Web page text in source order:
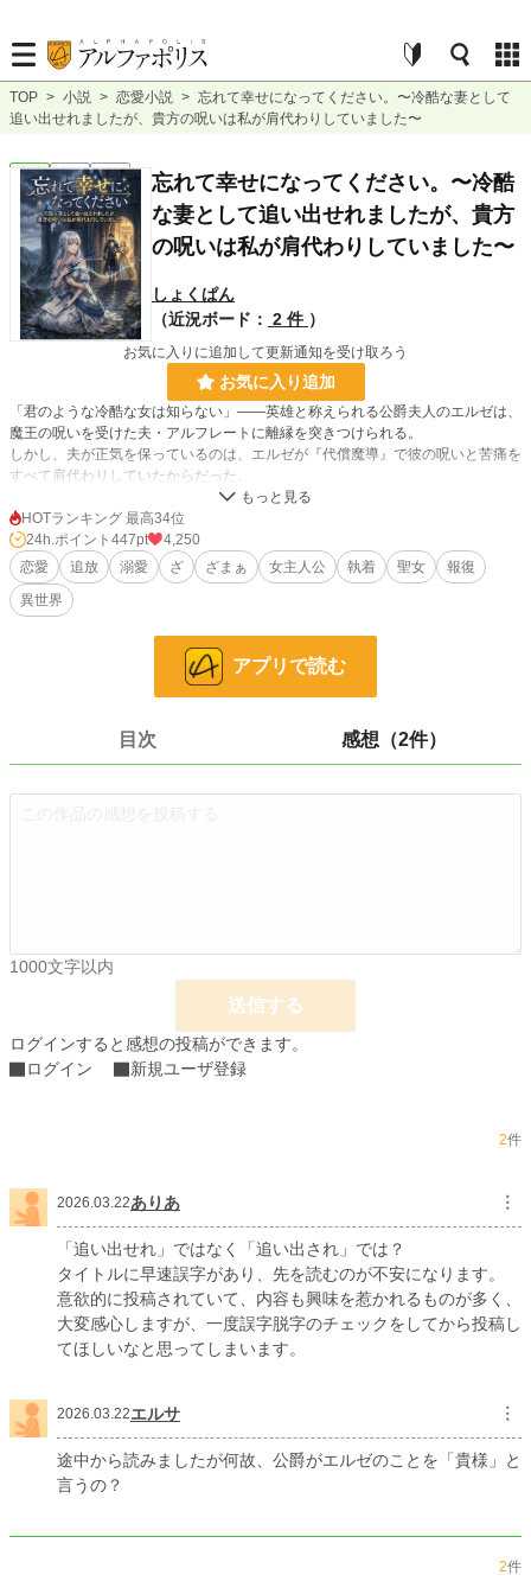
TOP > 小説 > 恋愛小説 > 忘れて幸せになってください。〜冷酷な妻として
追い出せれましたが、貴方の呪いは私が肩代わりしていました〜
恋愛 完結 長編
忘れて幸せになってください。〜冷酷
な妻として追い出せれましたが、貴方
の呪いは私が肩代わりしていました〜
しょくぱん
（近況ボード： 2 件 ）
お気に入りに追加して更新通知を受け取ろう
お気に入り追加
「君のような冷酷な女は知らない」――英雄と称えられる公爵夫人のエルゼは、
魔王の呪いを受けた夫・アルフレートに離縁を突きつけられる。
しかし、夫が正気を保っているのは、エルゼが『代償魔導』で彼の呪いと苦痛を
すべて肩代わりしていたからだった。
ボロボロの体で城を追われるエルゼ。記憶を失い、偽りの聖女と愛を囁く夫。
だが、彼女が離れた瞬間、夫に「真実の代償」が襲いかかる。
小説 3,041 位 / 228,634 件
恋愛
91,865
240,372 pt (2,570 位)
HOTランキング 最高34位
24h.ポイント 447pt
4,250
恋愛
追放 溺愛 ざ ざまぁ 女主人公 執着 聖女
報復
異世界
アプリで読む
目次 感想（2件）
1000文字以内
送信する
ログインすると感想の投稿ができます。
ログイン
新規ユーザ登録
2件
2026.03.22ありあ ︙
「追い出せれ」ではなく「追い出され」では？
タイトルに早速誤字があり、先を読むのが不安になります。
意欲的に投稿されていて、内容も興味を惹かれるものが多く、
大変感心しますが、一度誤字脱字のチェックをしてから投稿し
てほしいなと思ってしまいます。
2026.03.22エルサ ︙
途中から読みましたが何故、公爵がエルゼのことを「貴様」と
言うの？
2件